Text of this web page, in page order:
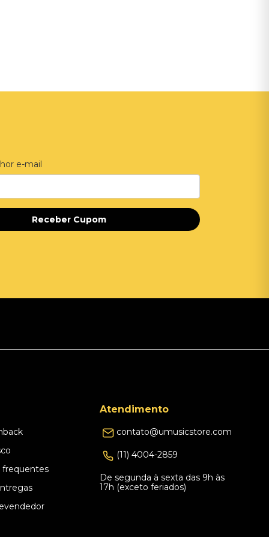
e-mail
Receber Cupom
frequentes
Atendimento
contato@umusicstore.com
(11) 4004-2859
De segunda à sexta das 9h às
17h (exceto feriados)